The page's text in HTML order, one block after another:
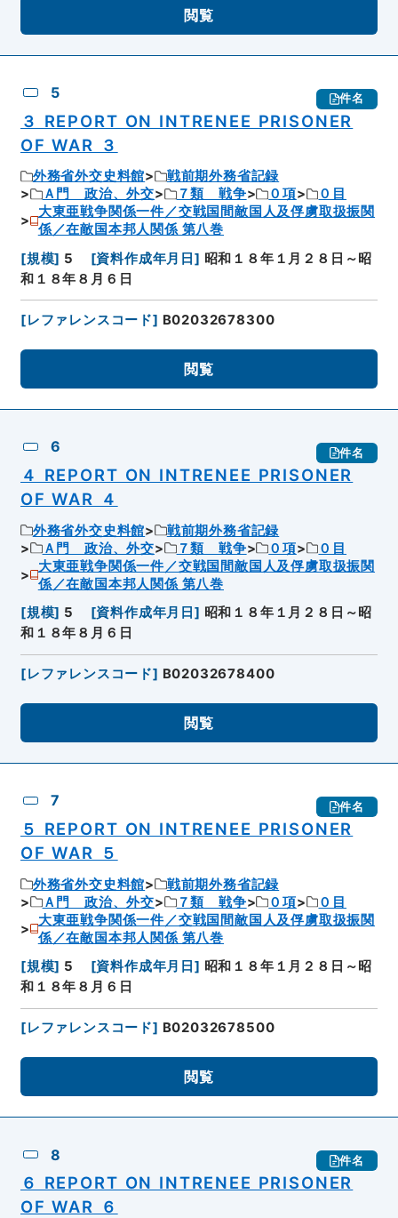
閲覧
5 件名
３ REPORT ON INTRENEE PRISONER
OF WAR ３
外務省外交史料館
戦前期外務省記録
Ａ門 政治、外交
７類 戦争 ０項
０目
大東亜戦争関係一件／交戦国間敵国人及俘虜取扱振関
係／在敵国本邦人関係 第八巻
[規模] 5 [資料作成年月日] 昭和１８年１月２８日～昭
和１８年８月６日
[レファレンスコード] B02032678300
閲覧
6 件名
４ REPORT ON INTRENEE PRISONER
OF WAR ４
外務省外交史料館
戦前期外務省記録
Ａ門 政治、外交
７類 戦争 ０項
０目
大東亜戦争関係一件／交戦国間敵国人及俘虜取扱振関
係／在敵国本邦人関係 第八巻
[規模] 5 [資料作成年月日] 昭和１８年１月２８日～昭
和１８年８月６日
[レファレンスコード] B02032678400
閲覧
7 件名
５ REPORT ON INTRENEE PRISONER
OF WAR ５
外務省外交史料館
戦前期外務省記録
Ａ門 政治、外交
７類 戦争 ０項
０目
大東亜戦争関係一件／交戦国間敵国人及俘虜取扱振関
係／在敵国本邦人関係 第八巻
[規模] 5 [資料作成年月日] 昭和１８年１月２８日～昭
和１８年８月６日
[レファレンスコード] B02032678500
閲覧
8 件名
６ REPORT ON INTRENEE PRISONER
OF WAR ６